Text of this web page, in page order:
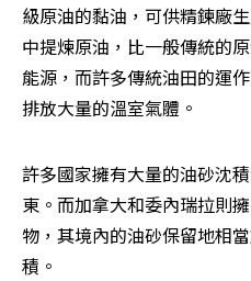
級原油的黏油，可供精鍊廠
中提煉原油，比一般傳統的
能源，而許多傳統油田的運
排放大量的溫室氣體。
許多國家擁有大量的油砂沈
東。而加拿大和委內瑞拉則
物，其境內的油砂保留地相
積。